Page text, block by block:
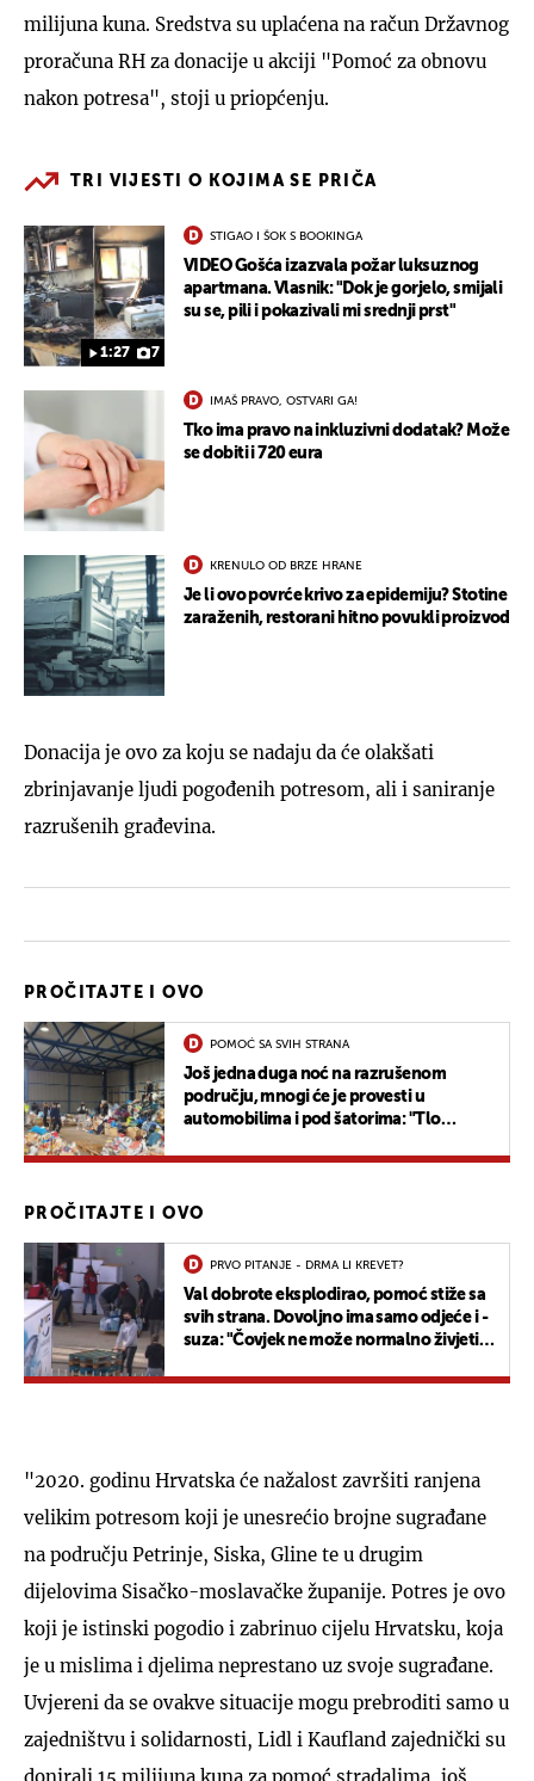
milijuna kuna. Sredstva su uplaćena na račun Državnog
proračuna RH za donacije u akciji "Pomoć za obnovu
nakon potresa", stoji u priopćenju.
TRI VIJESTI O KOJIMA SE PRIČA
1:27 7
STIGAO I ŠOK S BOOKINGA
VIDEO Gošća izazvala požar luksuznog
apartmana. Vlasnik: "Dok je gorjelo, smijali
su se, pili i pokazivali mi srednji prst"
IMAŠ PRAVO, OSTVARI GA!
Tko ima pravo na inkluzivni dodatak? Može
se dobiti i 720 eura
KRENULO OD BRZE HRANE
Je li ovo povrće krivo za epidemiju? Stotine
zaraženih, restorani hitno povukli proizvod
Donacija je ovo za koju se nadaju da će olakšati
zbrinjavanje ljudi pogođenih potresom, ali i saniranje
razrušenih građevina.
PROČITAJTE I OVO
POMOĆ SA SVIH STRANA
Još jedna duga noć na razrušenom
području, mnogi će je provesti u
automobilima i pod šatorima: "Tlo
kuću do daljnjega"
PROČITAJTE I OVO
PRVO PITANJE - DRMA LI KREVET?
Val dobrote eksplodirao, pomoć stiže sa
svih strana. Dovoljno ima samo odjeće i -
suza: "Čovjek ne može normalno živjeti
"2020. godinu Hrvatska će nažalost završiti ranjena
velikim potresom koji je unesrećio brojne sugrađane
na području Petrinje, Siska, Gline te u drugim
dijelovima Sisačko-moslavačke županije. Potres je ovo
koji je istinski pogodio i zabrinuo cijelu Hrvatsku, koja
je u mislima i djelima neprestano uz svoje sugrađane.
Uvjereni da se ovakve situacije mogu prebroditi samo u
zajedništvu i solidarnosti, Lidl i Kaufland zajednički su
donirali 15 milijuna kuna za pomoć stradalima, još